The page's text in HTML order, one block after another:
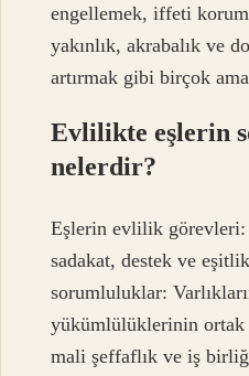
engellemek, iffeti
yakınlık, akrabalık ve
artırmak gibi birçok
Evlilikte eşlerin
nelerdir?
Eşlerin evlilik görevleri:
sadakat, destek ve
sorumluluklar:
yükümlülüklerinin ortak
mali şeffaflık ve iş